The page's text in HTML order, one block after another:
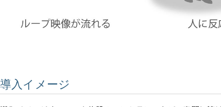
導入イメージ